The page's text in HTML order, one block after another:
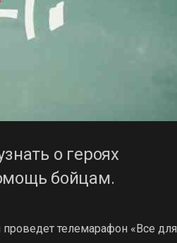
о героях
бойцам.
телемарафон «Все для